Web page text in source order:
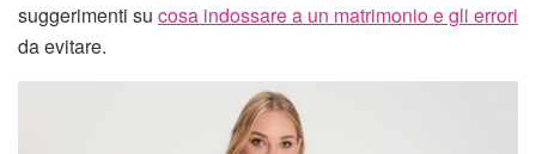
suggerimenti su cosa indossare a un matrimonio e gli errori
da evitare.